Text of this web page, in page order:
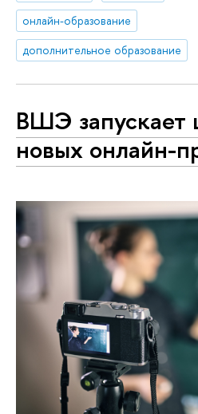
онлайн-образование
дополнительное образование
ВШЭ запускает
новых онлайн-